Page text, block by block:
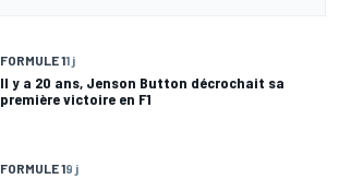
FORMULE 11 j
Il y a 20 ans, Jenson Button décrochait sa
première victoire en F1
FORMULE 19 j